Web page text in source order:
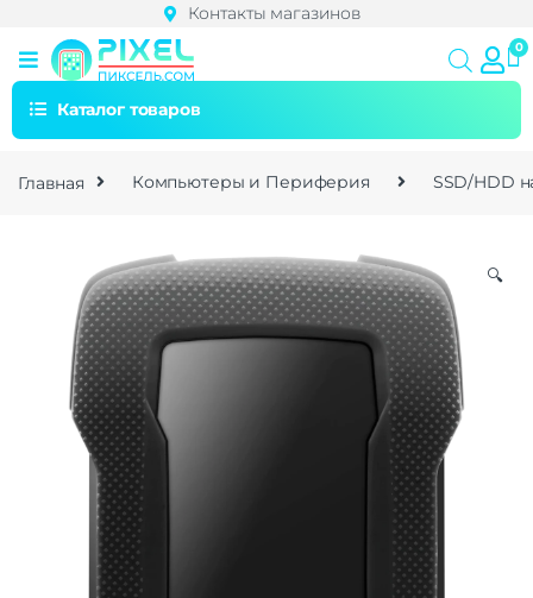
Контакты магазинов
Каталог товаров
Главная Компьютеры и Периферия SSD/HDD
🔍